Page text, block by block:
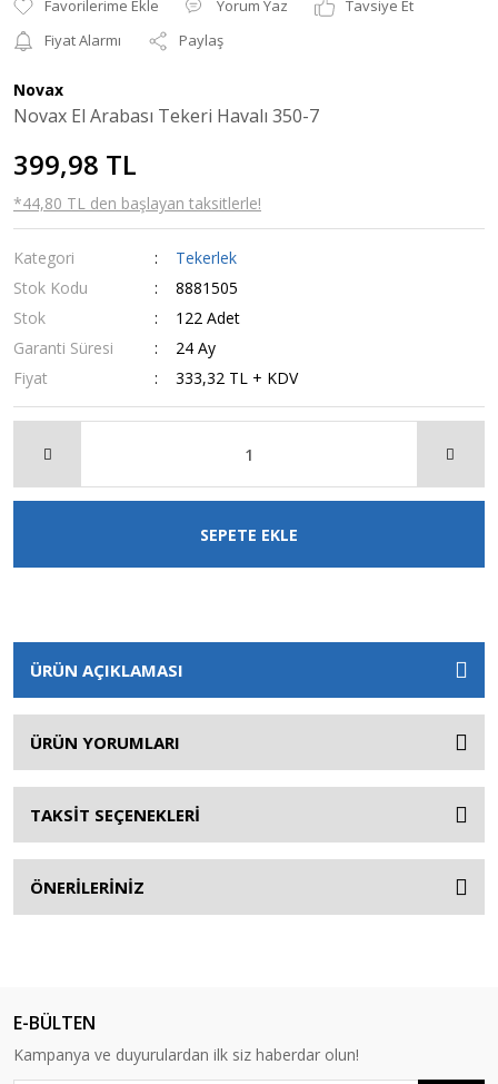
Yorum Yaz
Tavsiye Et
Fiyat Alarmı
Paylaş
Novax
Novax El Arabası Tekeri Havalı 350-7
399,98 TL
*44,80 TL den başlayan taksitlerle!
Kategori
Tekerlek
Stok Kodu
8881505
Stok
122 Adet
Garanti Süresi
24 Ay
Fiyat
333,32 TL + KDV
SEPETE EKLE
ÜRÜN AÇIKLAMASI
ÜRÜN YORUMLARI
TAKSİT SEÇENEKLERİ
ÖNERİLERİNİZ
E-BÜLTEN
Kampanya ve duyurulardan ilk siz haberdar olun!